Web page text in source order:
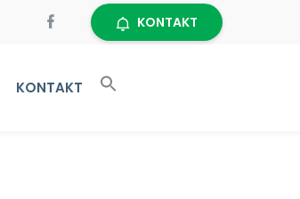
KONTAKT
KONTAKT